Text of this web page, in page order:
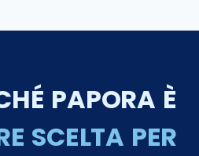
PAPORA È
SCELTA PER